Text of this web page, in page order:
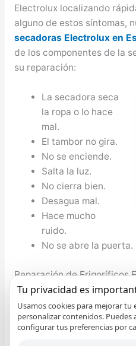
Electrolux localizando
alguno de estos síntomas,
secadoras Electrolux en
de los componentes de la
su reparación:
La secadora seca
la ropa o lo hace
mal.
El tambor no gira.
No se enciende.
Salta la luz.
No cierra bien.
Desagua mal.
Hace mucho
ruido.
No se abre la puerta.
Reparación de Frigoríficos
Desde el Servicio Técnico
Estepona informamos que
tiene algún inconveniente
compresor de la nevera no
Tu privacidad es
Usamos cookies para mejorar tu
personalizar contenidos. Puedes
configurar tus preferencias por